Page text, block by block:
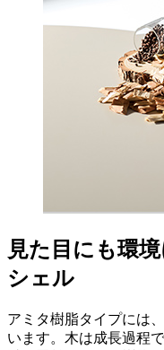
見た目にも環
シェル
アミタ樹脂タイプには
います。木は成長過程